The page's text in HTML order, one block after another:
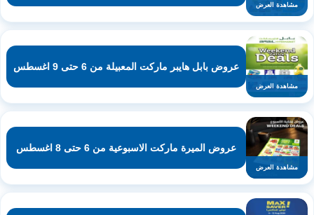
مشاهدة العرض
مشاهدة العرض
عروض بابل هايبر ماركت المعبيلة من 6 حتى 9 اغسطس
مشاهدة العرض
عروض الميرة ماركت الاسبوعية من 6 حتى 8 اغسطس